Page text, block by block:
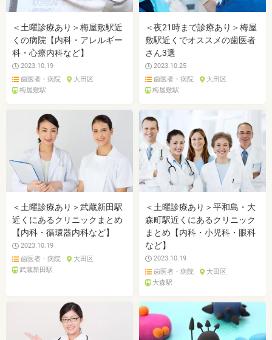
＜土曜診療あり＞梅屋敷駅近
くの病院【内科・アレルギー
科・心療内科など】
2023.10.19
歯医者・病院
大田区
梅屋敷駅
＜夜21時まで診療あり＞梅屋
敷駅近くでオススメの歯医者
さん3選
2023.10.25
歯医者・病院
大田区
梅屋敷駅
＜土曜診療あり＞武蔵新田駅
近くにあるクリニックまとめ
【内科・循環器内科など】
2023.10.19
歯医者・病院
大田区
武蔵新田駅
＜土曜診療あり＞平和島・大
森町駅近くにあるクリニック
まとめ【内科・小児科・眼科
など】
2023.10.19
歯医者・病院
大田区
大森駅